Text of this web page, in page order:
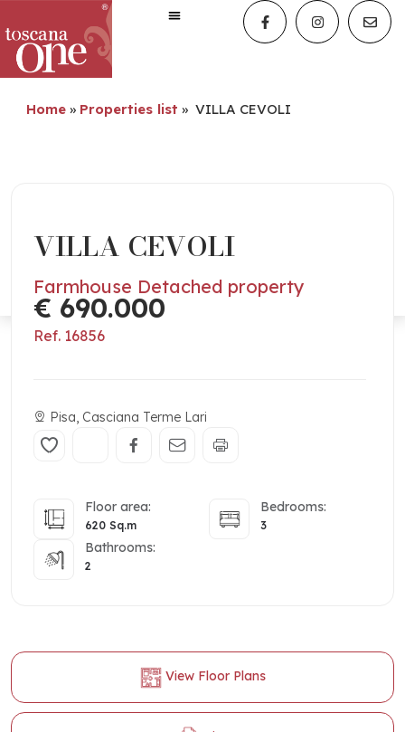
Home » Properties list » VILLA CEVOLI
VILLA CEVOLI
Farmhouse Detached property
€ 690.000
Ref. 16856
Pisa, Casciana Terme Lari
Floor area:
620 Sq.m
Bedrooms:
3
Bathrooms:
2
View Floor Plans